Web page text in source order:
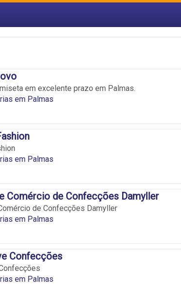
em excelente prazo em Palmas.
em Palmas
em Palmas
Comércio de Confecções Damyller
de Confecções Damyller
em Palmas
Confecções
em Palmas